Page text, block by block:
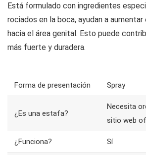
Está formulado con ingredientes
rociados en la boca, ayudan a
hacia el área genital. Esto puede
más fuerte y duradera.
Forma de presentación Spray
¿Es una estafa?
Necesita
sitio web
¿Funciona? Sí